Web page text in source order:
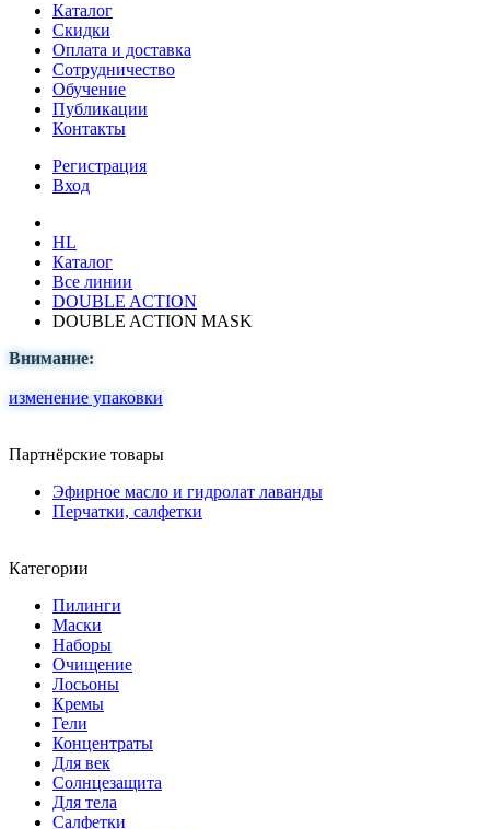
Каталог
Скидки
Оплата и доставка
Сотрудничество
Обучение
Публикации
Контакты
Регистрация
Вход
HL
Каталог
Все линии
DOUBLE ACTION
DOUBLE ACTION MASK
Внимание:
изменение упаковки
Партнёрские товары
Эфирное масло и гидролат лаванды
Перчатки, салфетки
Категории
Пилинги
Маски
Наборы
Очищение
Лосьоны
Кремы
Гели
Концентраты
Для век
Солнцезащита
Для тела
Салфетки